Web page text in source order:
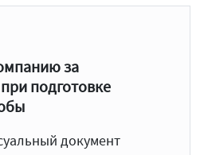
за
подготовке
документ